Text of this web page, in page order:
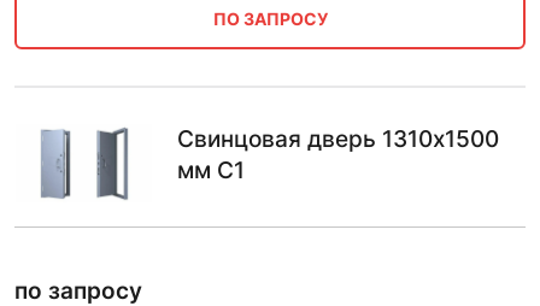
ПО ЗАПРОСУ
Свинцовая дверь 1310х1500
мм С1
по запросу